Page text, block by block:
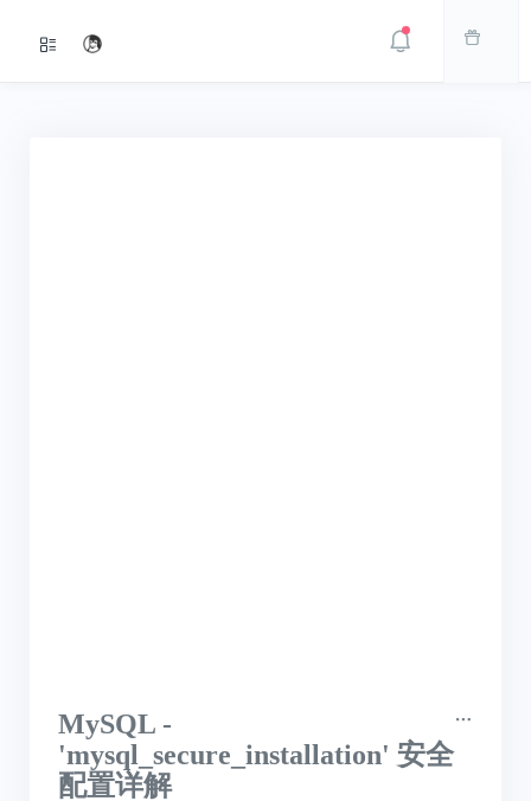
MySQL -
'mysql_secure_installation' 安全
配置详解